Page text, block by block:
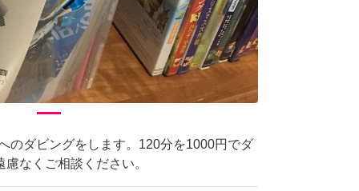
のダビングをします。120分を1000円でダ
なくご相談ください。